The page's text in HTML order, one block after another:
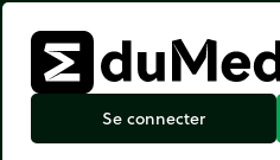
Se connecter